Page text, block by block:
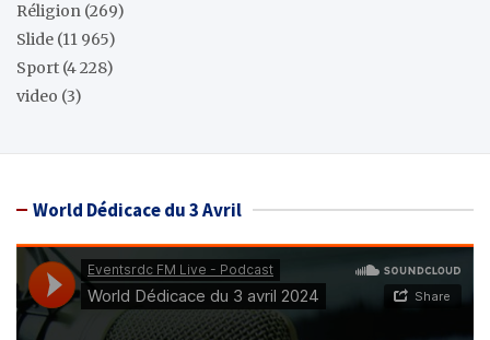
Réligion (269)
Slide (11 965)
Sport (4 228)
video (3)
World Dédicace du 3 Avril